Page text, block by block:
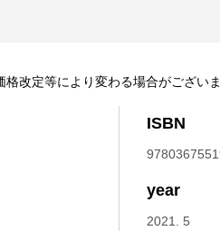
ISBN
year
2021. 5
格改定等により変わる場合がござい